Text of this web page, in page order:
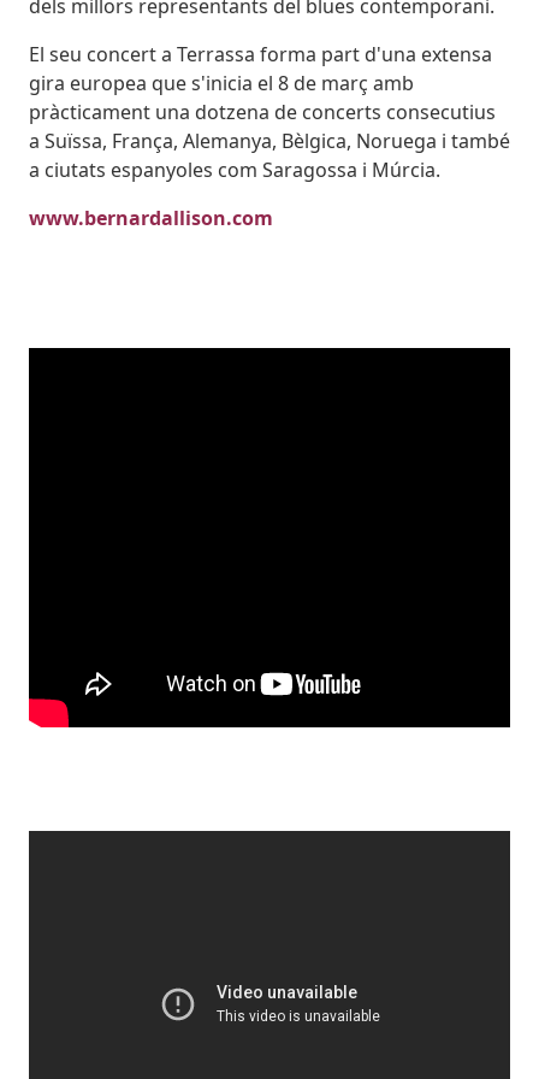
dels millors representants del blues contemporani.
El seu concert a Terrassa forma part d'una extensa
gira europea que s'inicia el 8 de març amb
pràcticament una dotzena de concerts consecutius
a Suïssa, França, Alemanya, Bèlgica, Noruega i també
a ciutats espanyoles com Saragossa i Múrcia.
www.bernardallison.com